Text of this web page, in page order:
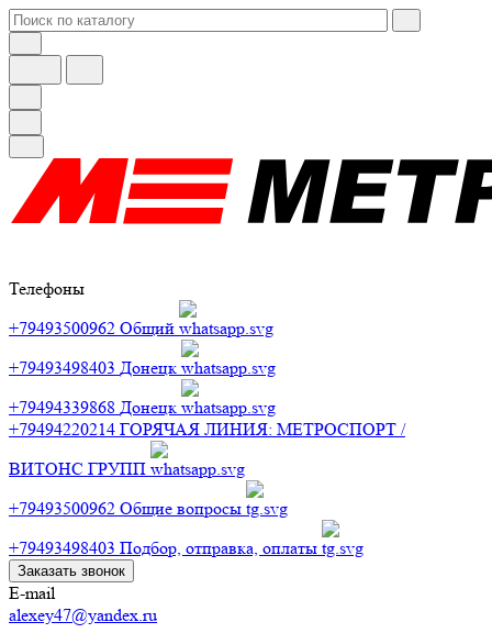
Телефоны
+79493500962 Общий
+79493498403 Донецк
+79494339868 Донецк
+79494220214 ГОРЯЧАЯ ЛИНИЯ: МЕТРОСПОРТ /
ВИТОНС ГРУПП
+79493500962 Общие вопросы
+79493498403 Подбор, отправка, оплаты
Заказать звонок
E-mail
alexey47@yandex.ru